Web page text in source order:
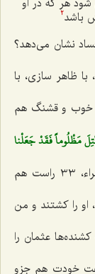
باشد2
نشان می‌دهد؟
با ظاهر سازی، با
خوب و قشنگ هم
مَظْلُوماً فَقَدْ جَعَلْنا
الإسراء، ٣٣ راست هم
را كشتند و من
عثمان را
خودت هم جزو